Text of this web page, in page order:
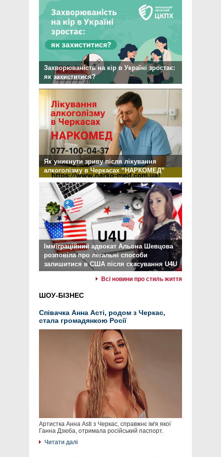
Захворюваність на кір в Україні зростає:
як захиститися?
Як уникнути зриву після лікування
алкоголізму в Черкасах “НАРКОМЕД”
Імміграційний адвокат Альона Шевцова
розповіла про легальні способи
залишитися в США після скасування U4U
Всі новини про стиль життя
ШОУ-БІЗНЕС
Співачка Анна Асті, родом з Черкас,
стала громадянкою Росії
Артистка Анна Asti з Черкас, справжнє ім'я якої
Ганна Дзюба, отримала російський паспорт.
Читати далі